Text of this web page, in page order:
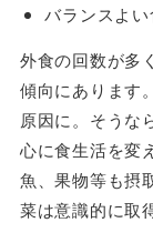
バランスよ
外食の回数が多
傾向にあります
原因に。そうな
心に食生活を変
魚、果物等も摂
菜は意識的に取